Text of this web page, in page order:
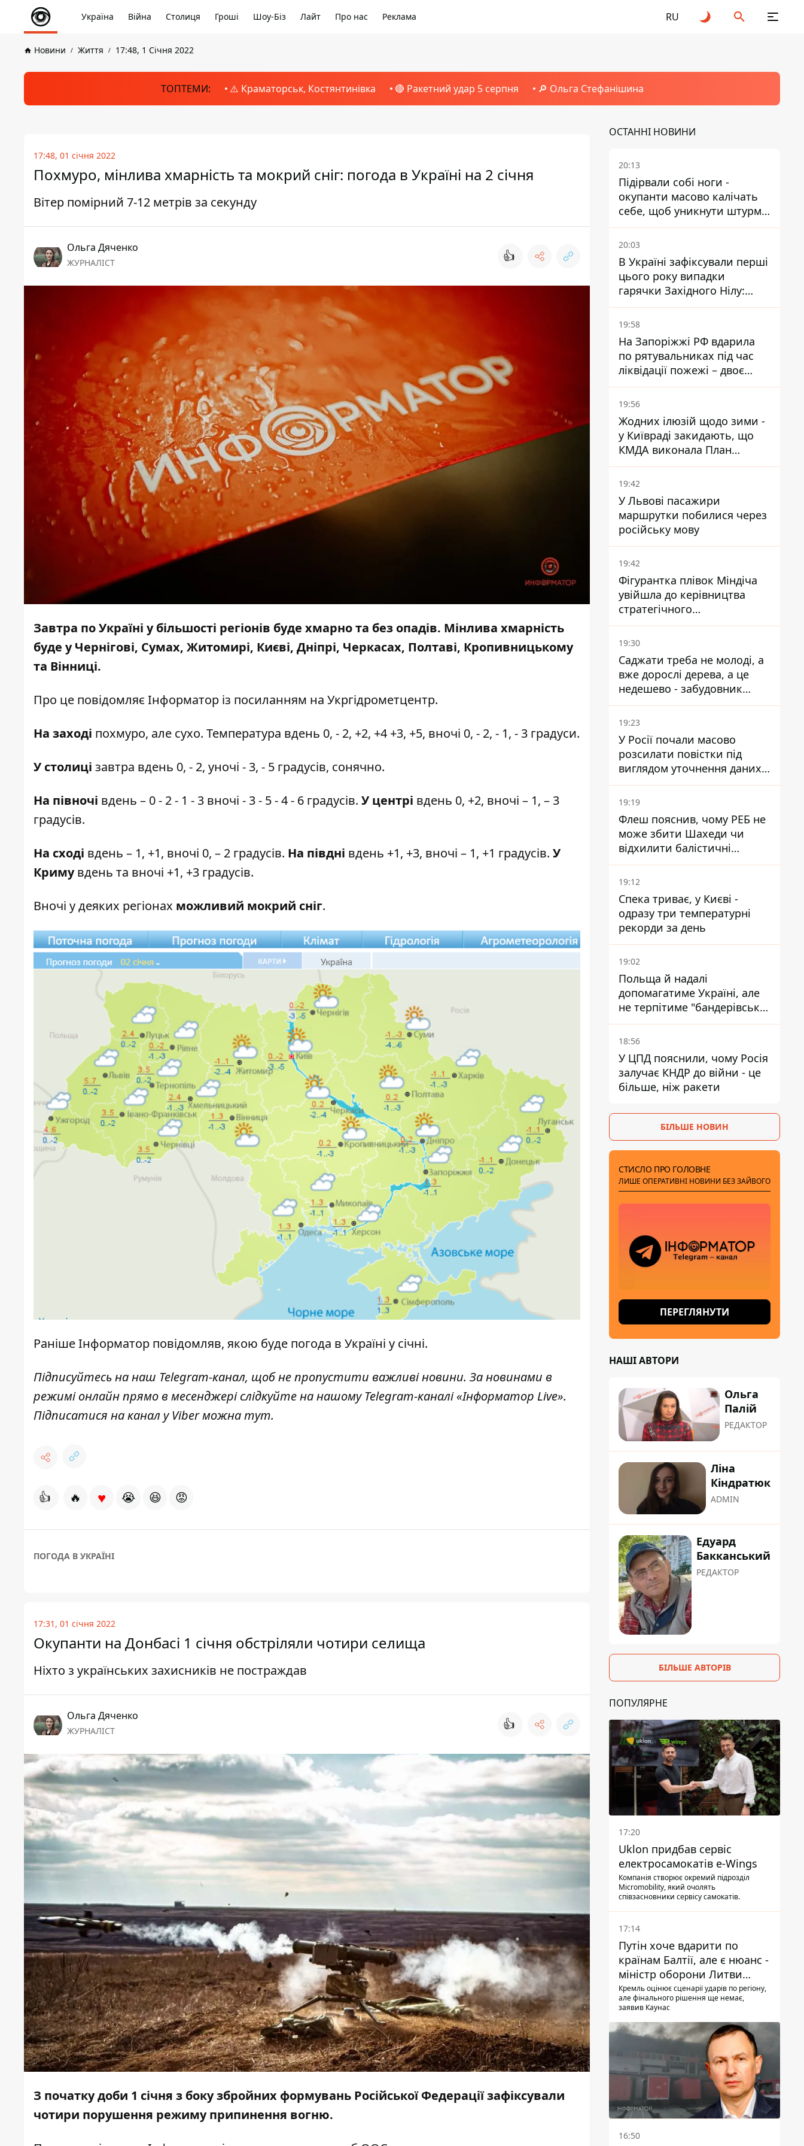
Україна Війна Столиця Гроші Шоу-Біз Лайт Про нас Реклама RU
Новини Життя 17:48, 1 Січня 2022
ТОПТЕМИ: ⚠️ Краматорськ, Костянтинівка 🔴 Ракетний удар 5 серпня 🔎 Ольга Стефанішина
17:48, 01 січня 2022
Похмуро, мінлива хмарність та мокрий сніг: погода в Україні на 2 січня
Вітер помірний 7-12 метрів за секунду
Ольга Дяченко
ЖУРНАЛІСТ 👍
Завтра по Україні у більшості регіонів буде хмарно та без опадів. Мінлива хмарність
буде у Чернігові, Сумах, Житомирі, Києві, Дніпрі, Черкасах, Полтаві, Кропивницькому
та Вінниці.
Про це повідомляє Інформатор із посиланням на Укргідрометцентр.
На заході похмуро, але сухо. Температура вдень 0, - 2, +2, +4 +3, +5, вночі 0, - 2, - 1, - 3 градуси.
У столиці завтра вдень 0, - 2, уночі - 3, - 5 градусів, сонячно.
На півночі вдень – 0 - 2 - 1 - 3 вночі - 3 - 5 - 4 - 6 градусів. У центрі вдень 0, +2, вночі – 1, – 3
градусів.
На сході вдень – 1, +1, вночі 0, – 2 градусів. На півдні вдень +1, +3, вночі – 1, +1 градусів. У
Кримувдень та вночі +1, +3 градусів.
Вночі у деяких регіонах можливий мокрий сніг.
РанішеІнформатор повідомляв, якою буде погода в Україні у січні.
Підписуйтесь на наш Telegram-канал, щоб не пропустити важливі новини. За новинами в
режимі онлайн прямо в месенджері слідкуйте на нашому Telegram-каналі «Інформатор Live».
Підписатися на канал у Viber можнатут.
👍 🔥 ♥ 😭 😆 😡
ПОГОДА В УКРАЇНІ
17:31, 01 січня 2022
Окупанти на Донбасі 1 січня обстріляли чотири селища
Ніхто з українських захисників не постраждав
Ольга Дяченко
ЖУРНАЛІСТ 👍
З початку доби 1 січня з боку збройних формувань Російської Федерації зафіксували
чотири порушення режиму припинення вогню.
ОСТАННІ НОВИНИ
20:13
Підірвали собі ноги -
окупанти масово калічать
себе, щоб уникнути штурмів
- ГУР
20:03
В Україні зафіксували перші
цього року випадки
гарячки Західного Нілу:
двоє людей заразилися
після укусів комарів
19:58
На Запоріжжі РФ вдарила
по рятувальниках під час
ліквідації пожежі – двоє
поранених
19:56
Жодних ілюзій щодо зими -
у Київраді закидають, що
КМДА виконала План
стійкості на 20%
19:42
У Львові пасажири
маршрутки побилися через
російську мову
19:42
Фігурантка плівок Міндіча
увійшла до керівництва
стратегічного
держпідприємства -
працювала в Енергоатомі та
була заступницею
Галущенка
19:30
Саджати треба не молоді, а
вже дорослі дерева, а це
недешево - забудовник
Ніконов
19:23
У Росії почали масово
розсилати повістки під
виглядом уточнення даних
для набору контрактників
19:19
Флеш пояснив, чому РЕБ не
може збити Шахеди чи
відхилити балістичні
ракети
19:12
Спека триває, у Києві -
одразу три температурні
рекорди за день
19:02
Польща й надалі
допомагатиме Україні, але
не терпітиме "бандерівської
символіки" - Навроцький
18:56
У ЦПД пояснили, чому Росія
залучає КНДР до війни - це
більше, ніж ракети
БІЛЬШЕ НОВИН
СТИСЛО ПРО ГОЛОВНЕ
ЛИШЕ ОПЕРАТИВНІ НОВИНИ БЕЗ ЗАЙВОГО
ПЕРЕГЛЯНУТИ
НАШІ АВТОРИ
Ольга
Палій
РЕДАКТОР
Ліна
Кіндратюк
ADMIN
Едуард
Бакканський
РЕДАКТОР
БІЛЬШЕ АВТОРІВ
ПОПУЛЯРНЕ
17:20
Uklon придбав сервіс
електросамокатів e-Wings
Компанія створює окремий підрозділ
Micromobility, який очолять
співзасновники сервісу самокатів.
17:14
Путін хоче вдарити по
країнам Балтії, але є нюанс -
міністр оборони Литви
зробив заяву
Кремль оцінює сценарії ударів по регіону,
але фінального рішення ще немає,
заявив Каунас
16:50